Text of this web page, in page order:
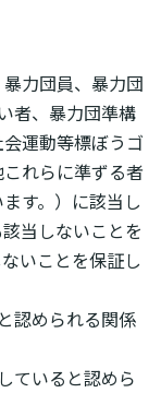
力団員、暴力団
者、暴力団準構
運動等標ぼうゴ
れらに準ずる者
す。）に該当し
当しないことを
いことを保証し
認められる関係
ていると認めら